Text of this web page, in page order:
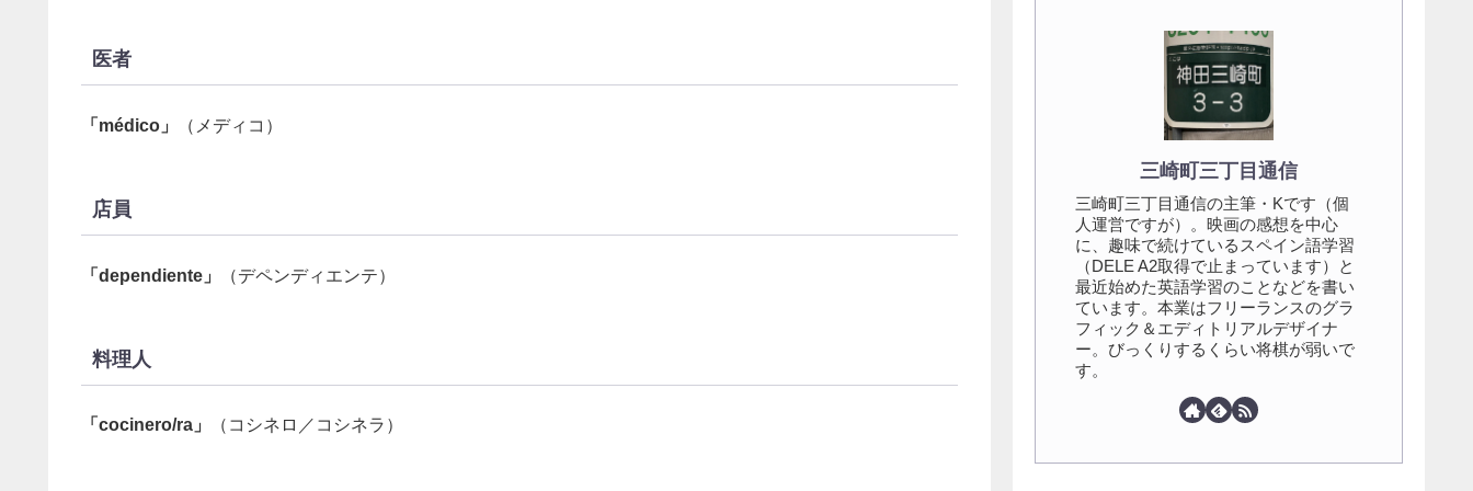
医者
「médico」 （メディコ）
店員
「dependiente」 （デペンディエンテ）
料理人
「cocinero/ra」 （コシネロ／コシネラ）
三崎町三丁目通信
三崎町三丁目通信の主筆・Kです（個
人運営ですが）。映画の感想を中心
に、趣味で続けているスペイン語学習
（DELE A2取得で止まっています）と
最近始めた英語学習のことなどを書い
ています。本業はフリーランスのグラ
フィック＆エディトリアルデザイナ
ー。びっくりするくらい将棋が弱いで
す。